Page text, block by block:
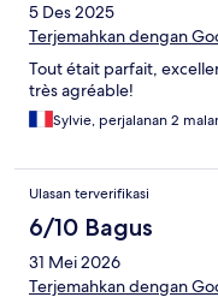
5 Des 2025
Terjemahkan dengan
Tout était parfait,
très agréable!
Sylvie, perjalanan 2
Ulasan terverifikasi
6/10 Bagus
31 Mei 2026
Terjemahkan dengan